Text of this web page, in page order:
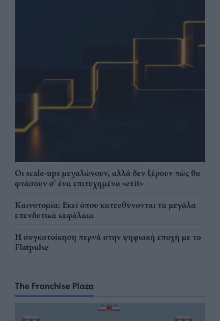
Οι scale-ups μεγαλώνουν, αλλά δεν ξέρουν πώς θα
φτάσουν σ' ένα επιτυχημένο «exit»
Καινοτομία: Εκεί όπου κατευθύνονται τα μεγάλα
επενδυτικά κεφάλαια
Η συγκατοίκηση περνά στην ψηφιακή εποχή με το
Flatpulse
The Franchise Plaza